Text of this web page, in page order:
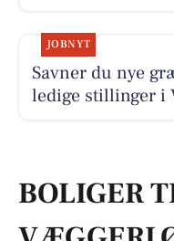
JOBNYT
Savner du nye
ledige stillinger i
BOLIGER